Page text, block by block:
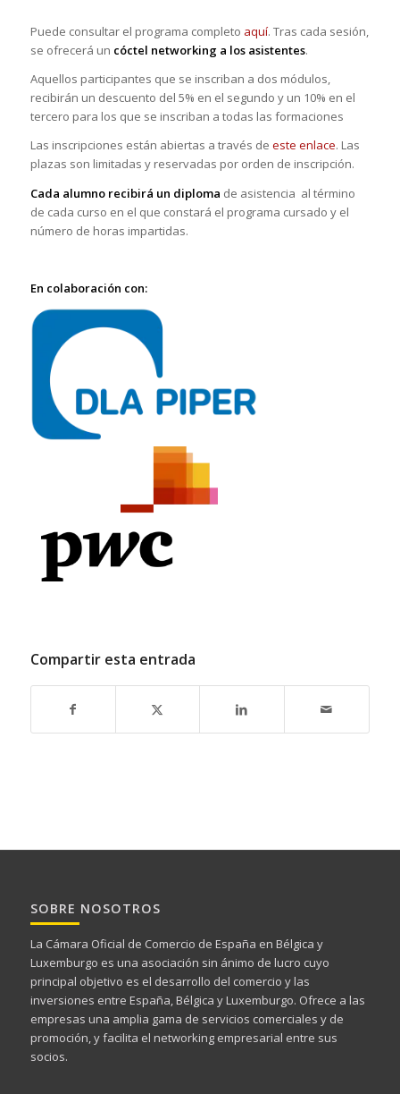
Puede consultar el programa completo aquí. Tras cada sesión,
se ofrecerá un cóctel networking a los asistentes.
Aquellos participantes que se inscriban a dos módulos,
recibirán un descuento del 5% en el segundo y un 10% en el
tercero para los que se inscriban a todas las formaciones
Las inscripciones están abiertas a través de este enlace. Las
plazas son limitadas y reservadas por orden de inscripción.
Cada alumno recibirá un diploma de asistencia al término
de cada curso en el que constará el programa cursado y el
número de horas impartidas.
En colaboración con:
Compartir esta entrada
SOBRE NOSOTROS
La Cámara Oficial de Comercio de España en Bélgica y
Luxemburgo es una asociación sin ánimo de lucro cuyo
principal objetivo es el desarrollo del comercio y las
inversiones entre España, Bélgica y Luxemburgo. Ofrece a las
empresas una amplia gama de servicios comerciales y de
promoción, y facilita el networking empresarial entre sus
socios.